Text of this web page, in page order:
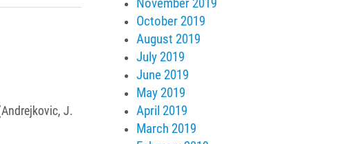
J.
October 2019
August 2019
July 2019
June 2019
May 2019
April 2019
March 2019